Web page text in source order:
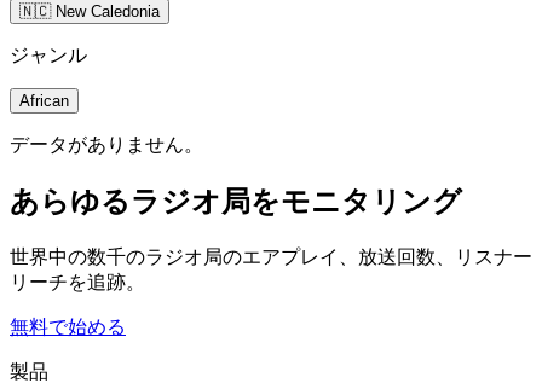
🇳🇨 New Caledonia
ジャンル
African
データがありません。
あらゆるラジオ局をモニタリング
世界中の数千のラジオ局のエアプレイ、放送回数、リスナー
リーチを追跡。
無料で始める
製品